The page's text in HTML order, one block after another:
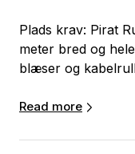
Plads krav: Pirat
meter bred og
blæser og
også stå på asfalt
Read more